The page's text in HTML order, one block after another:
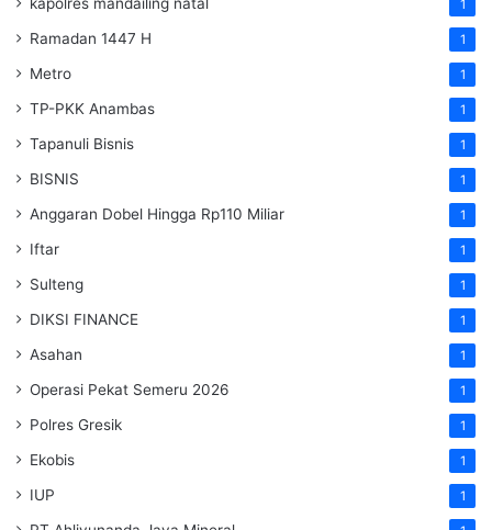
1
Ramadan 1447 H 1
Metro 1
TP-PKK Anambas 1
Tapanuli Bisnis 1
BISNIS 1
Anggaran Dobel Hingga Rp110 Miliar 1
Iftar 1
Sulteng 1
DIKSI FINANCE 1
Asahan 1
Operasi Pekat Semeru 2026 1
Polres Gresik 1
Ekobis 1
IUP 1